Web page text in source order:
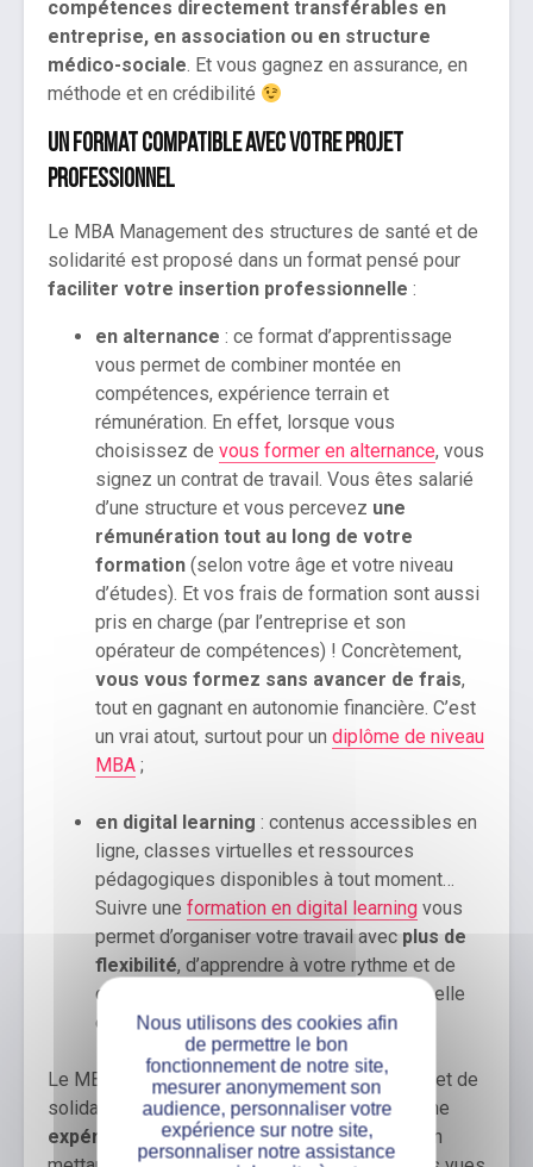
compétences directement transférables en
entreprise, en association ou en structure
médico-sociale. Et vous gagnez en assurance, en
méthode et en crédibilité
Un format compatible avec votre projet
professionnel
Le MBA Management des structures de santé et de
solidarité est proposé dans un format pensé pour
faciliter votre insertion professionnelle :
en alternance : ce format d’apprentissage
vous permet de combiner montée en
compétences, expérience terrain et
rémunération. En effet, lorsque vous
choisissez de vous former en alternance, vous
signez un contrat de travail. Vous êtes salarié
d’une structure et vous percevez une
rémunération tout au long de votre
formation (selon votre âge et votre niveau
d’études). Et vos frais de formation sont aussi
pris en charge (par l’entreprise et son
opérateur de compétences) ! Concrètement,
vous vous formez sans avancer de frais,
tout en gagnant en autonomie financière. C’est
un vrai atout, surtout pour un diplôme de niveau
MBA ;
en digital learning : contenus accessibles en
ligne, classes virtuelles et ressources
pédagogiques disponibles à tout moment…
Suivre une formation en digital learning vous
permet d’organiser votre travail avec plus de
flexibilité, d’apprendre à votre rythme et de
concilier plus facilement vie professionnelle
et personnelle.
Le MBA Management des structures de santé et de
solidarité de l’iSCOD vous permet d’acquérir une
expérience professionnelle significative
, en
Nous utilisons des cookies afin
de permettre le bon
fonctionnement de notre site,
mesurer anonymement son
audience, personnaliser votre
expérience sur notre site,
personnaliser notre assistance